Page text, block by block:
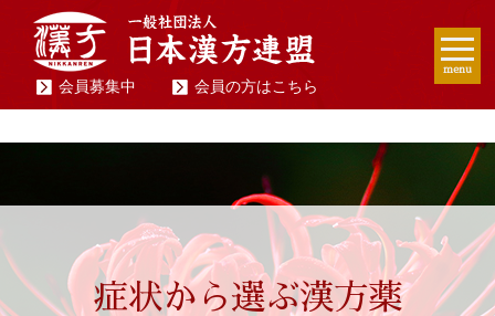
会員募集中 会員の方はこちら
menu
症状から選ぶ漢方薬